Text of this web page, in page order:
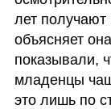
лет
объясняет
показывали,
младенцы
это лишь по